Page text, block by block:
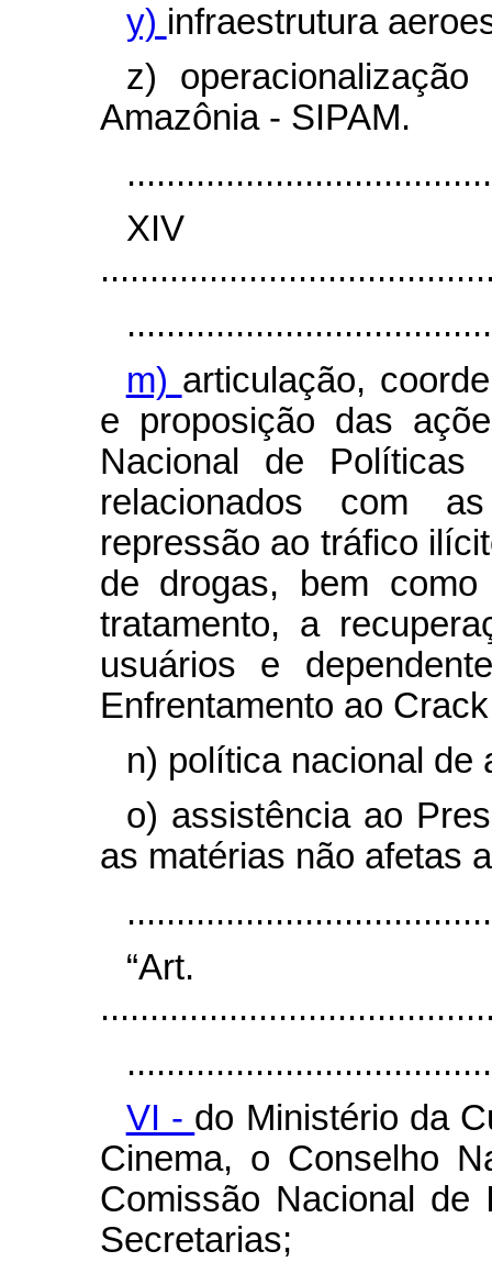
y) infraestrutura
z)
Amazônia - SIPAM.
m) articulação,
e proposição das
Nacional de Políticas
relacionados com
repressão ao tráfico
de drogas, bem
tratamento, a
usuários e
Enfrentamento ao
n) política nacional de
o) assistência ao
as matérias não afetas
VI - do Ministério da
Cinema, o Conselho
Comissão Nacional
Secretarias;